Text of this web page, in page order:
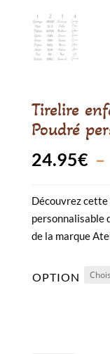
Tirelire
Poudré
24.95€ –
Découvrez
personnalisable
de la marque
OPTION